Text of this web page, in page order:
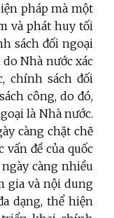
pháp mà một
và phát huy tối
sách đối ngoại
Nhà nước xác
chính sách đối
công, do đó,
là Nhà nước.
càng chặt chẽ
vấn đề của quốc
càng nhiều
gia và nội dung
dạng, thể hiện